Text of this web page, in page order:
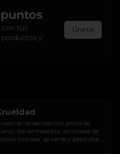
con tus
productos y
Únete
de res servido con yema de
dip de mostaza, brunoisse de
morada, ají verde y pepinillos